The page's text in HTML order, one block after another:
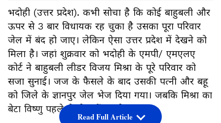
भदोही (उत्तर प्रदेश). कभी सोचा है कि कोई बाहुबली और
ऊपर से 3 बार विधायक रह चुका है उसका पूरा परिवार
जेल में बंद हो जाए। लेकिन ऐसा उत्तर प्रदेश में देखने को
मिला है। जहां शुक्रवार को भदोही के एमपी/ एमएलए
कोर्ट ने बाहुबली लीडर विजय मिश्रा के पूरे परिवार को
सजा सुनाई। जज के फैसले के बाद उसकी पत्नी और बहू
को जिले के ज्ञानपुर जेल भेज दिया गया। जबकि मिश्रा का
बेटा विष्णु पहले से जेल में बंद है।
Read Full Article